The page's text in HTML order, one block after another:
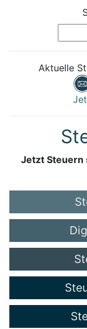
Aktuelle
Jetzt Steuern